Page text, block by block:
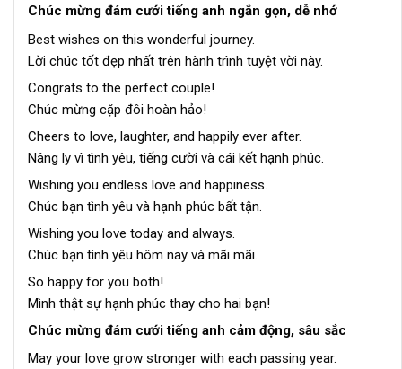
Chúc mừng đám cưới tiếng anh ngắn gọn, dễ nhớ
Best wishes on this wonderful journey.
Lời chúc tốt đẹp nhất trên hành trình tuyệt vời này.
Congrats to the perfect couple!
Chúc mừng cặp đôi hoàn hảo!
Cheers to love, laughter, and happily ever after.
Nâng ly vì tình yêu, tiếng cười và cái kết hạnh phúc.
Wishing you endless love and happiness.
Chúc bạn tình yêu và hạnh phúc bất tận.
Wishing you love today and always.
Chúc bạn tình yêu hôm nay và mãi mãi.
So happy for you both!
Mình thật sự hạnh phúc thay cho hai bạn!
Chúc mừng đám cưới tiếng anh cảm động, sâu sắc
May your love grow stronger with each passing year.